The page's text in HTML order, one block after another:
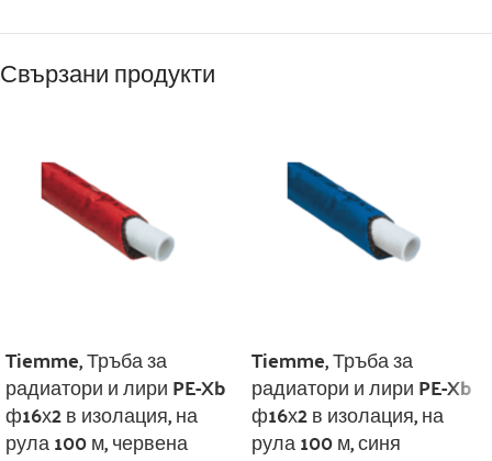
Свързани продукти
Tiemme, Тръба за
радиатори и лири PE-Xb
ф16х2 в изолация, на
рула 100 м, червена
Tiemme, Тръба за
радиатори и лири PE-Xb
ф16х2 в изолация, на
рула 100 м, синя